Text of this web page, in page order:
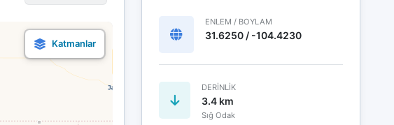
ENLEM / BOYLAM
31.6250 / -104.4230
DERINLIK
3.4 km
Sığ Odak